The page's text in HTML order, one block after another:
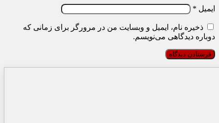
ایمیل *
ذخیره نام، ایمیل و وبسایت من در مرورگر برای زمانی که
دوباره دیدگاهی می‌نویسم.